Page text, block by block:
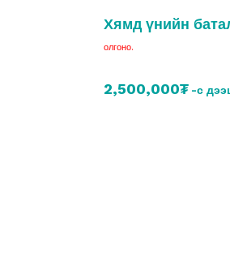
Хямд үнийн
олгоно.
2,500,000₮ -с